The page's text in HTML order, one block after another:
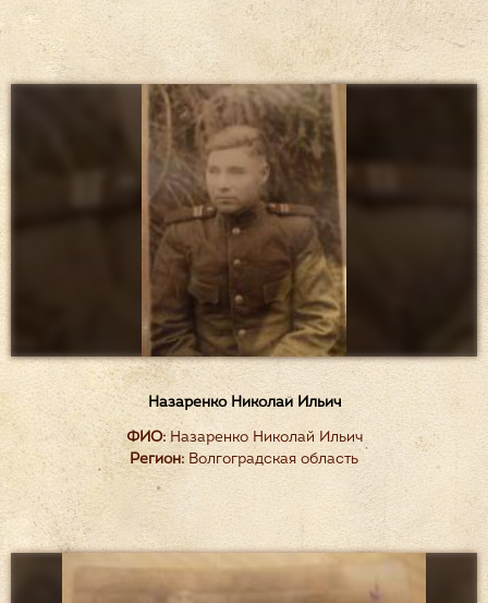
Назаренко Николай Ильич
ФИО:Назаренко Николай Ильич
Регион: Волгоградская область